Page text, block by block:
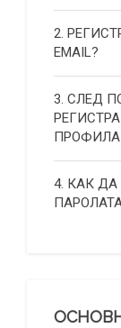
2.
EMAIL?
3. СЛЕД
ПРОФИЛА
4. КАК ДА